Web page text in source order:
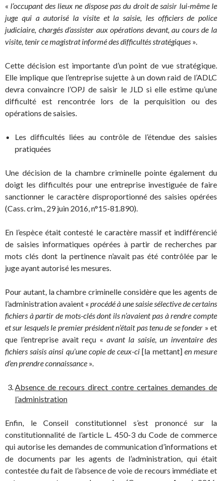
« l’occupant des lieux ne dispose pas du droit de saisir lui-même le
juge qui a autorisé la visite et la saisie, les officiers de police
judiciaire, chargés d’assister aux opérations devant, au cours de la
visite, tenir ce magistrat informé des difficultés stratégiques ».
Cette décision est importante d’un point de vue stratégique.
Elle implique que l’entreprise sujette à un down raid de l’ADLC
devra convaincre l’OPJ de saisir le JLD si elle estime qu’une
difficulté est rencontrée lors de la perquisition ou des
opérations de saisies.
Les difficultés liées au contrôle de l’étendue des saisies
pratiquées
Une décision de la chambre criminelle pointe également du
doigt les difficultés pour une entreprise investiguée de faire
sanctionner le caractère disproportionné des saisies opérées
(Cass. crim., 29 juin 2016, n°15-81.890).
En l’espèce était contesté le caractère massif et indifférencié
de saisies informatiques opérées à partir de recherches par
mots clés dont la pertinence n’avait pas été contrôlée par le
juge ayant autorisé les mesures.
Pour autant, la chambre criminelle considère que les agents de
l’administration avaient « procédé à une saisie sélective de certains
fichiers à partir de mots-clés dont ils n’avaient pas à rendre compte
et sur lesquels le premier président n’était pas tenu de se fonder » et
que l’entreprise avait reçu « avant la saisie, un inventaire des
fichiers saisis ainsi qu’une copie de ceux-ci[la mettant] en mesure
d’en prendre connaissance ».
Absence de recours direct contre certaines demandes de
l’administration
Enfin, le Conseil constitutionnel s’est prononcé sur la
constitutionnalité de l’article L. 450-3 du Code de commerce
qui autorise les demandes de communication d’informations et
de documents par les agents de l’administration, qui était
contestée du fait de l’absence de voie de recours immédiate et